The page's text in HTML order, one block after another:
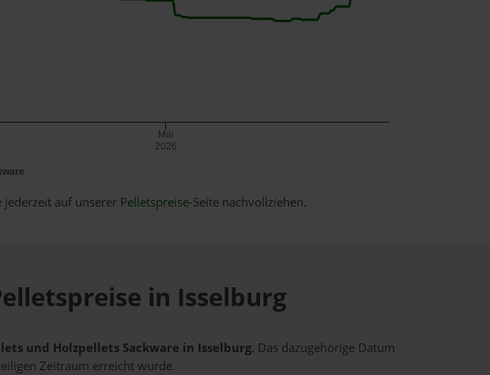
Mai
2026
jederzeit auf unserer Pelletspreise-Seite nachvollziehen.
in Isselburg
und Holzpellets Sackware in Isselburg. Das dazugehörige Datum
Zeitraum erreicht wurde.